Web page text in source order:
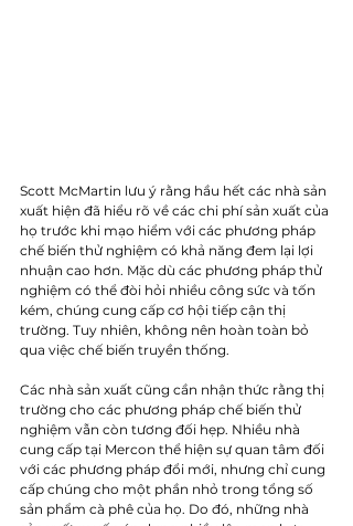
Scott McMartin lưu ý rằng hầu hết các nhà sản
xuất hiện đã hiểu rõ về các chi phí sản xuất của
họ trước khi mạo hiểm với các phương pháp
chế biến thử nghiệm có khả năng đem lại lợi
nhuận cao hơn. Mặc dù các phương pháp thử
nghiệm có thể đòi hỏi nhiều công sức và tốn
kém, chúng cung cấp cơ hội tiếp cận thị
trường. Tuy nhiên, không nên hoàn toàn bỏ
qua việc chế biến truyền thống.
Các nhà sản xuất cũng cần nhận thức rằng thị
trường cho các phương pháp chế biến thử
nghiệm vẫn còn tương đối hẹp. Nhiều nhà
cung cấp tại Mercon thể hiện sự quan tâm đối
với các phương pháp đổi mới, nhưng chỉ cung
cấp chúng cho một phần nhỏ trong tổng số
sản phẩm cà phê của họ. Do đó, những nhà